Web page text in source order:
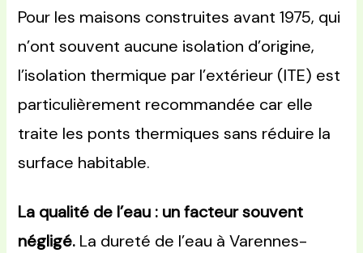
Pour les maisons construites avant 1975, qui
n’ont souvent aucune isolation d’origine,
l’isolation thermique par l’extérieur (ITE) est
particulièrement recommandée car elle
traite les ponts thermiques sans réduire la
surface habitable.
La qualité de l’eau : un facteur souvent
négligé. La dureté de l’eau à Varennes-